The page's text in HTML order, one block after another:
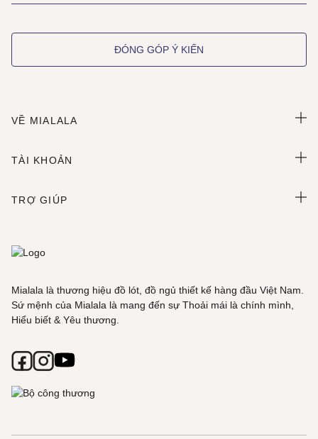
ĐÓNG GÓP Ý KIẾN
VỀ MIALALA
TÀI KHOẢN
TRỢ GIÚP
Mialala là thương hiệu đồ lót, đồ ngủ thiết kế hàng đầu Việt Nam.
Sứ mệnh của Mialala là mang đến sự Thoải mái là chính mình,
Hiểu biết & Yêu thương.